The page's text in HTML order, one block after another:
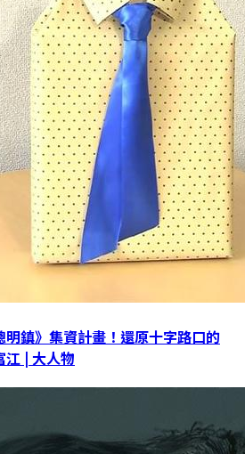
鎮》集資計畫！還原十字路口的
江 | 大人物